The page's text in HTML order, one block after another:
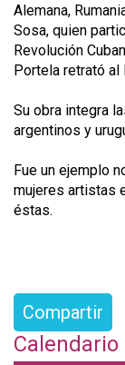
Alemana,
Sosa, quien
Revolución
Portela retrató al
Su obra integra
argentinos y
Fue un ejemplo
mujeres artistas
éstas.
Compartir
Calendario